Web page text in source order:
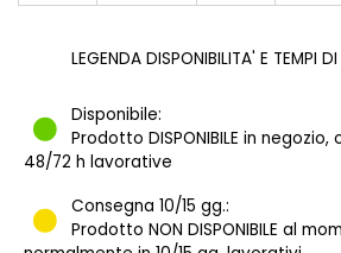
LEGENDA DISPONIBILITA' E TEMPI
Disponibile:
Prodotto DISPONIBILE in
48/72 h lavorative
Consegna 10/15 gg.:
Prodotto NON DISPONIBILE al